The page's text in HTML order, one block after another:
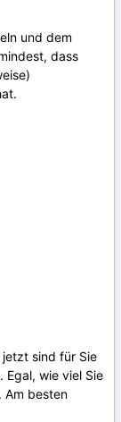
und dem
dass
jetzt sind für Sie
Egal, wie viel Sie
Am besten